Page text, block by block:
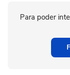
Para poder